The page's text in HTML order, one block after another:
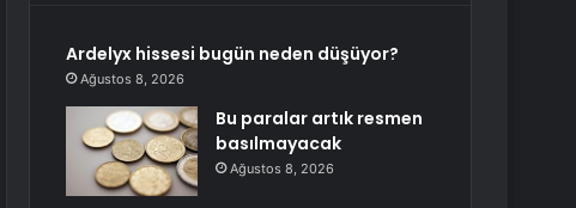
Ardelyx hissesi bugün neden düşüyor?
Ağustos 8, 2026
Bu paralar artık resmen
basılmayacak
Ağustos 8, 2026